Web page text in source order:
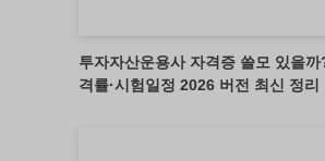
투자자산운용사 자격증 쓸모 있을까
격률·시험일정 2026 버전 최신 정리